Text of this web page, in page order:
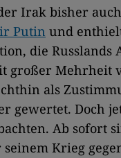
Irak bisher
Putin und
die
großer Mehrheit
als
gewertet. Doch
Ab sofort
Krieg